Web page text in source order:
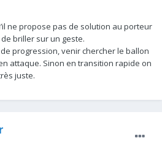
ne propose pas de solution au porteur
briller sur un geste.
progression, venir chercher le ballon
attaque. Sinon en transition rapide on
juste.